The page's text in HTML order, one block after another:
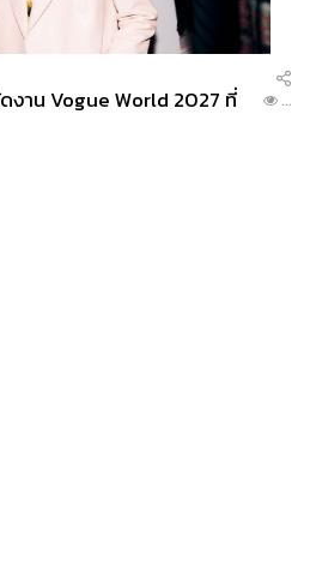
งาน Vogue World 2027 ที่
...